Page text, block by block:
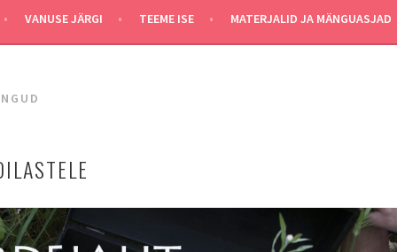
VANUSE JÄRGI TEEME ISE MATERJALID JA MÄNGUASJAD